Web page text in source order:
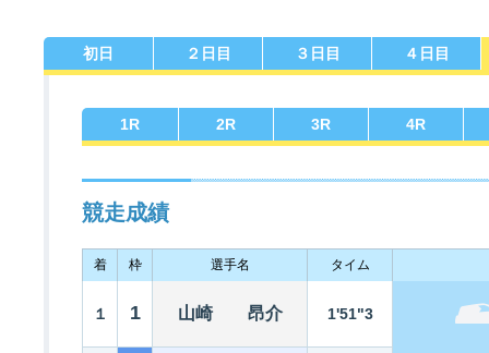
今節の進入コース別成績
今節出場選手のマル得情報
佐賀支部選手一覧 記念競走優勝選手一覧
初日 ２日目 ３日目 ４日目
1R 2R 3R 4R
競走成績
着 枠 選手名 タイム
１ 1 山崎 昂介 1'51"3